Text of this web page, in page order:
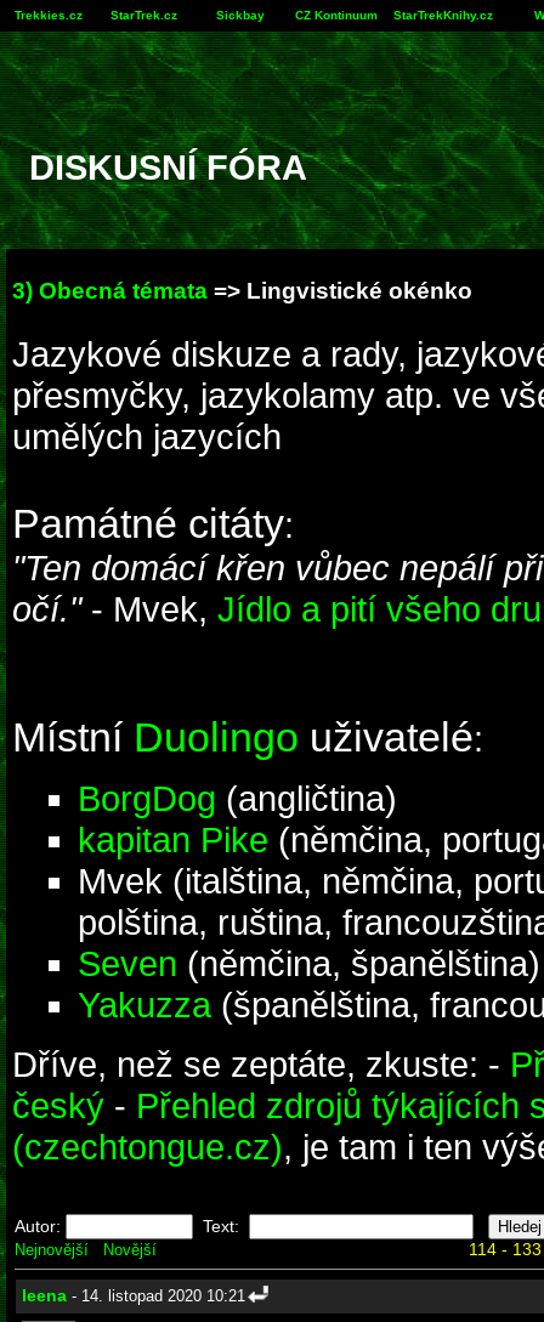
Trekkies.cz StarTrek.cz Sickbay CZ Kontinuum StarTrekKnihy.cz
DISKUSNÍ FÓRA
3) Obecná témata => Lingvistické okénko
Jazykové diskuze a rady,
přesmyčky, jazykolamy atp. ve
umělých jazycích
Památné citáty:
"Ten domácí křen vůbec nepálí
očí."- Mvek, Jídlo a pití všeho
Místní Duolingo uživatelé:
BorgDog (angličtina)
kapitan Pike (němčina,
Mvek (italština, němčina,
polština, ruština,
Seven (němčina, španělština)
Yakuzza(španělština,
Dříve, než se zeptáte, zkuste: -
český - Přehled zdrojů týkajících
(czechtongue.cz), je tam i ten
Autor: Text:
Nejnovější Novější 114 -
leena - 14. listopad 2020 10:21